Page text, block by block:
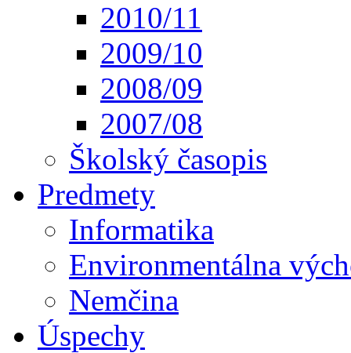
2010/11
2009/10
2008/09
2007/08
Školský časopis
Predmety
Informatika
Environmentálna
Nemčina
Úspechy